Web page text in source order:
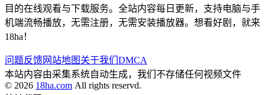
目的在线观看与下载服务。全站内容每日更新，支持电脑与手
机端流畅播放，无需注册，无需安装播放器。想看好剧，就来
18ha！
问题反馈网站地图 关于我们 DMCA
本站内容由采集系统自动生成，我们不存储任何视频文件
© 2026 18ha.com All rights reservd.